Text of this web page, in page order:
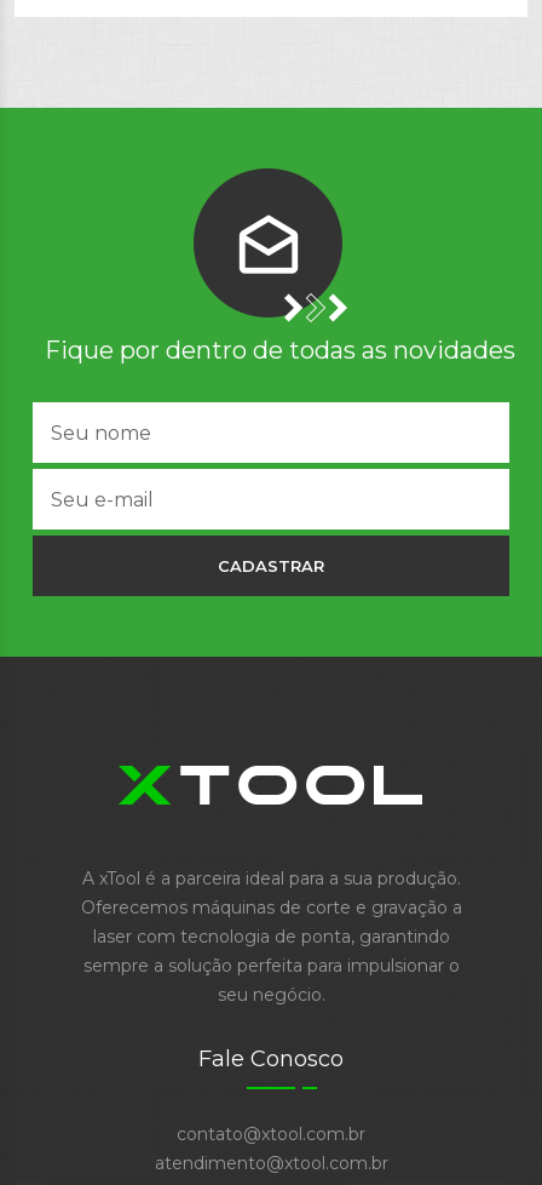
Fique por dentro de todas as novidades
CADASTRAR
A xTool é a parceira ideal para a sua produção.
Oferecemos máquinas de corte e gravação a
laser com tecnologia de ponta, garantindo
sempre a solução perfeita para impulsionar o
seu negócio.
Fale Conosco
contato@xtool.com.br
atendimento@xtool.com.br